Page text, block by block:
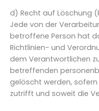
d) Recht auf Löschung
Jede von der
betroffene Person hat
Richtlinien- und
dem Verantwortlichen
betreffenden
gelöscht werden,
zutrifft und soweit die